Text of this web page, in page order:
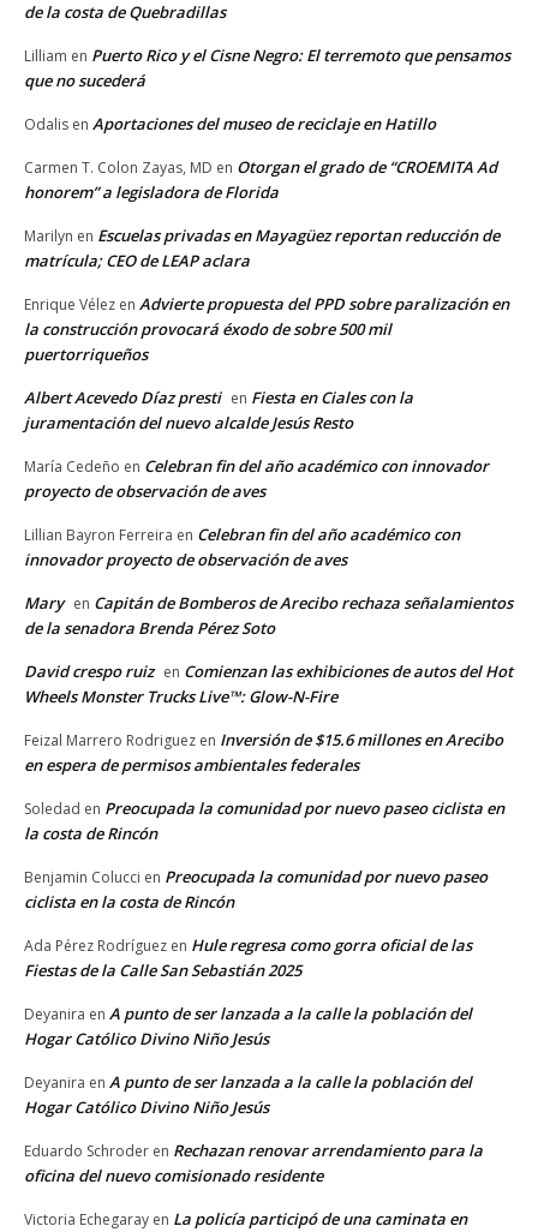
de la costa de Quebradillas
Lilliam en Puerto Rico y el Cisne Negro: El terremoto que pensamos
que no sucederá
Odalis en Aportaciones del museo de reciclaje en Hatillo
Carmen T. Colon Zayas, MD en Otorgan el grado de “CROEMITA Ad
honorem” a legisladora de Florida
Marilyn en Escuelas privadas en Mayagüez reportan reducción de
matrícula; CEO de LEAP aclara
Enrique Vélez en Advierte propuesta del PPD sobre paralización en
la construcción provocará éxodo de sobre 500 mil
puertorriqueños
Albert Acevedo Díaz presti en Fiesta en Ciales con la
juramentación del nuevo alcalde Jesús Resto
María Cedeño en Celebran fin del año académico con innovador
proyecto de observación de aves
Lillian Bayron Ferreira en Celebran fin del año académico con
innovador proyecto de observación de aves
Mary en Capitán de Bomberos de Arecibo rechaza señalamientos
de la senadora Brenda Pérez Soto
David crespo ruiz en Comienzan las exhibiciones de autos del Hot
Wheels Monster Trucks Live™: Glow-N-Fire
Feizal Marrero Rodriguez en Inversión de $15.6 millones en Arecibo
en espera de permisos ambientales federales
Soledad en Preocupada la comunidad por nuevo paseo ciclista en
la costa de Rincón
Benjamin Colucci en Preocupada la comunidad por nuevo paseo
ciclista en la costa de Rincón
Ada Pérez Rodríguez en Hule regresa como gorra oficial de las
Fiestas de la Calle San Sebastián 2025
Deyanira en A punto de ser lanzada a la calle la población del
Hogar Católico Divino Niño Jesús
Deyanira en A punto de ser lanzada a la calle la población del
Hogar Católico Divino Niño Jesús
Eduardo Schroder en Rechazan renovar arrendamiento para la
oficina del nuevo comisionado residente
Victoria Echegaray en La policía participó de una caminata en